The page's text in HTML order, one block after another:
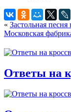
« Застольная
Московская
Ответы на